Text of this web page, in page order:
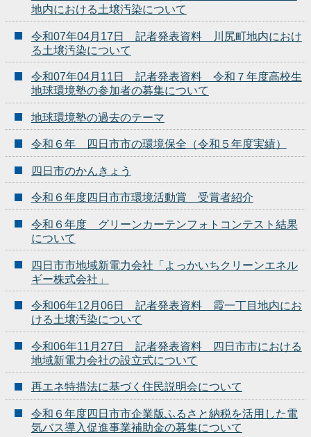
地内における土壌汚染について
令和07年04月17日 記者発表資料 川尻町地内におけ
る土壌汚染について
令和07年04月11日 記者発表資料 令和７年度高校生
地球環境塾の参加者の募集について
地球環境塾の過去のテーマ
令和６年 四日市市の環境保全（令和５年度実績）
四日市のかんきょう
令和６年度四日市市環境活動賞 受賞者紹介
令和６年度 グリーンカーテンフォトコンテスト結果
について
四日市市地域新電力会社「よっかいちクリーンエネル
ギー株式会社」
令和06年12月06日 記者発表資料 霞一丁目地内にお
ける土壌汚染について
令和06年11月27日 記者発表資料 四日市市における
地域新電力会社の設立式について
再エネ特措法に基づく住民説明会について
令和６年度四日市市企業版ふるさと納税を活用した電
気バス導入促進事業補助金の募集について